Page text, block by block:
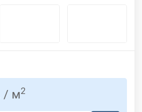
/ м2